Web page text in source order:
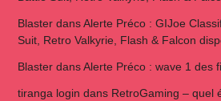
BlasterdansAlerte Préco : GIJoe
Suit, Retro Valkyrie, Flash & Falcon
BlasterdansAlerte Préco : wave 1 des
tiranga login dans RetroGaming – quel